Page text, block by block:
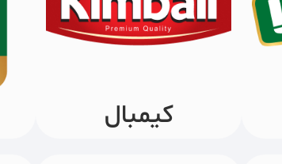
کیمبال